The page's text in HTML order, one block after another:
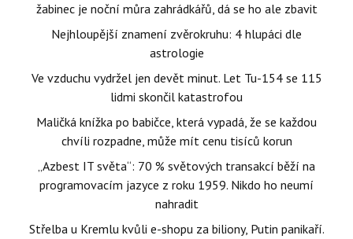
žabinec je noční můra zahrádkářů, dá se ho ale zbavit
Nejhloupější znamení zvěrokruhu: 4 hlupáci dle
astrologie
Ve vzduchu vydržel jen devět minut. Let Tu-154 se 115
lidmi skončil katastrofou
Maličká knížka po babičce, která vypadá, že se každou
chvíli rozpadne, může mít cenu tisíců korun
„Azbest IT světa“: 70 % světových transakcí běží na
programovacím jazyce z roku 1959. Nikdo ho neumí
nahradit
Střelba u Kremlu kvůli e-shopu za biliony, Putin panikaří.